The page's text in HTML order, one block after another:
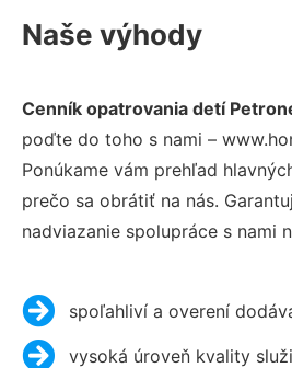
Naše výhody
Cenník opatrovania detí
poďte do toho s nami –
Ponúkame vám prehľad
prečo sa obrátiť na nás.
nadviazanie spolupráce s nami
spoľahliví a overení
vysoká úroveň kvality